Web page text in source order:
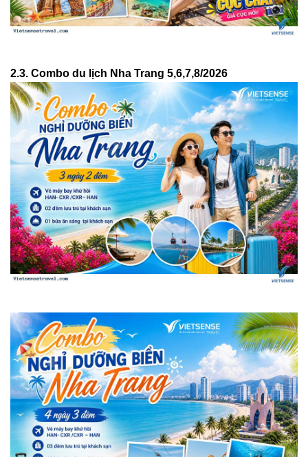
2.3. Combo du lịch Nha Trang 5,6,7,8/2026